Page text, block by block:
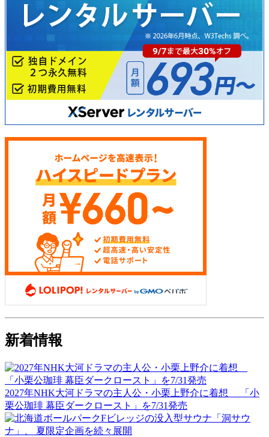
新着情報
2027年NHK大河ドラマの主人公・小栗上野介に着想 「小
栗公珈琲 幕臣ダークロースト」を7/31発売